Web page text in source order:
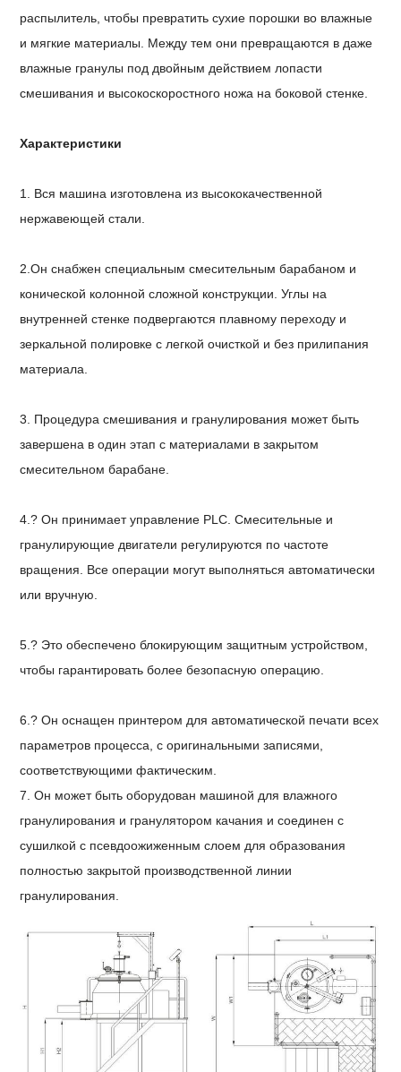
распылитель, чтобы превратить сухие порошки во влажные
и мягкие материалы. Между тем они превращаются в даже
влажные гранулы под двойным действием лопасти
смешивания и высокоскоростного ножа на боковой стенке.
Характеристики
1. Вся машина изготовлена ​​из высококачественной
нержавеющей стали.
2.Он снабжен специальным смесительным барабаном и
конической колонной сложной конструкции. Углы на
внутренней стенке подвергаются плавному переходу и
зеркальной полировке с легкой очисткой и без прилипания
материала.
3. Процедура смешивания и гранулирования может быть
завершена в один этап с материалами в закрытом
смесительном барабане.
4.? Он принимает управление PLC. Смесительные и
гранулирующие двигатели регулируются по частоте
вращения. Все операции могут выполняться автоматически
или вручную.
5.? Это обеспечено блокирующим защитным устройством,
чтобы гарантировать более безопасную операцию.
6.? Он оснащен принтером для автоматической печати всех
параметров процесса, с оригинальными записями,
соответствующими фактическим.
7.Он может быть оборудован машиной для влажного
гранулирования и гранулятором качания и соединен с
сушилкой с псевдоожиженным слоем для образования
полностью закрытой производственной линии
гранулирования.